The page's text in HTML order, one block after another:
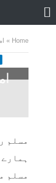
Home
»
مسلم
مسلم